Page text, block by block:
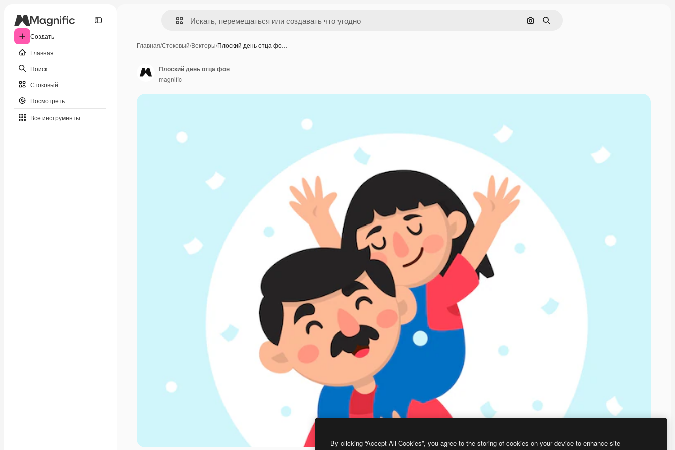
Создать
Главная
Поиск
Стоковый
Посмотреть
Все инструменты
Поиск по изображению
Поиск
Главная/Стоковый/Векторы/Плоский день отца фо…
Плоский день отца фон
magnific
By clicking “Accept All Cookies”, you agree to the storing of cookies on your device to enhance site